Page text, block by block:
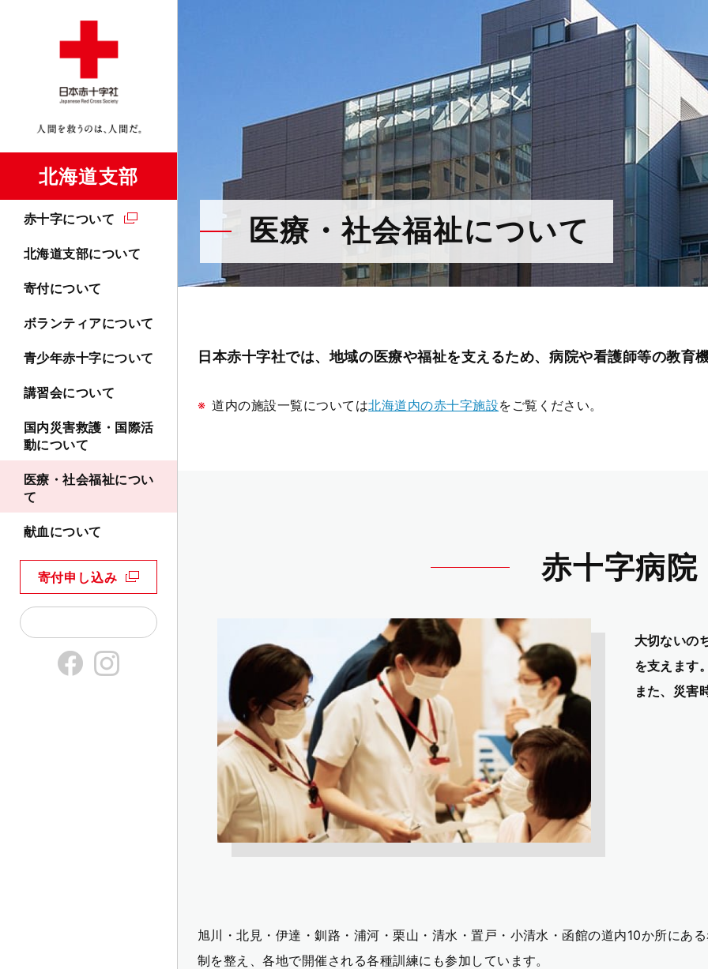
北海道支部
赤十字について
北海道支部について
寄付について
ボランティアについて
青少年赤十字について
講習会について
国内災害救護・国際活
動について
医療・社会福祉につい
て
献血について
寄付申し込み
医療・社会福祉について
日本赤十字社では、地域の医療や福祉を支えるため、病院や看護師等の教育
道内の施設一覧については北海道内の赤十字施設をご覧ください。
赤十字病院
大切ないの
を支えます
また、災害
旭川・北見・伊達・釧路・浦河・栗山・清水・置戸・小清水・函館の道内10か所にあ
制を整え、各地で開催される各種訓練にも参加しています。